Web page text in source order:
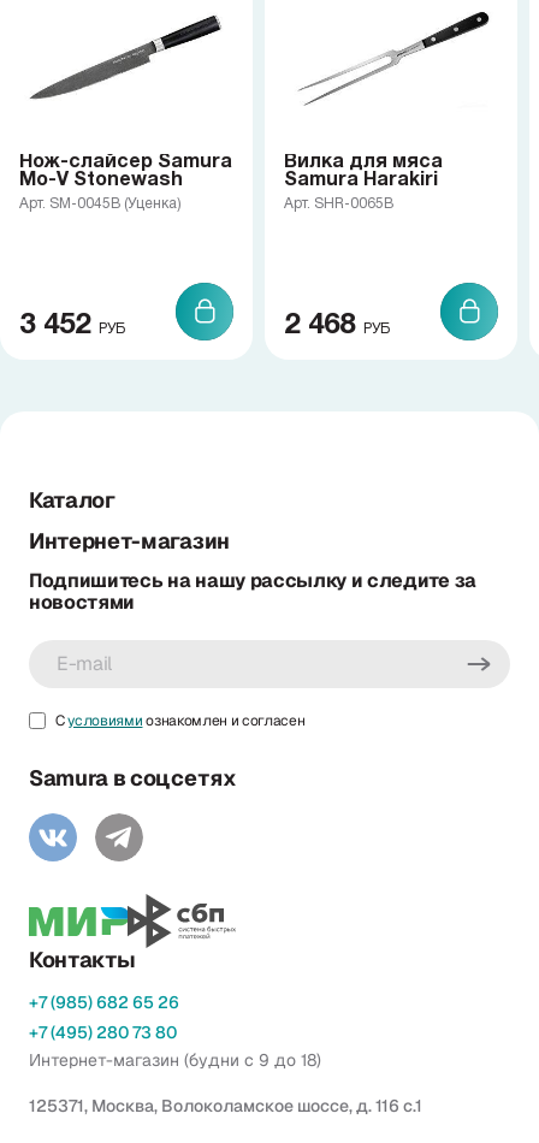
Нож-слайсер Samura
Mo-V Stonewash
Арт. SM-0045B (Уценка)
3 452 РУБ
Вилка для мяса
Samura Harakiri
Арт. SHR-0065B
2 468 РУБ
Каталог
Интернет-магазин
Подпишитесь на нашу рассылку и следите за
новостями
Сусловиямиознакомлен и согласен
Samura в соцсетях
Контакты
+7 (985) 682 65 26
+7 (495) 280 73 80
Интернет-магазин (будни с 9 до 18)
125371, Москва, Волоколамское шоссе, д. 116 с.1